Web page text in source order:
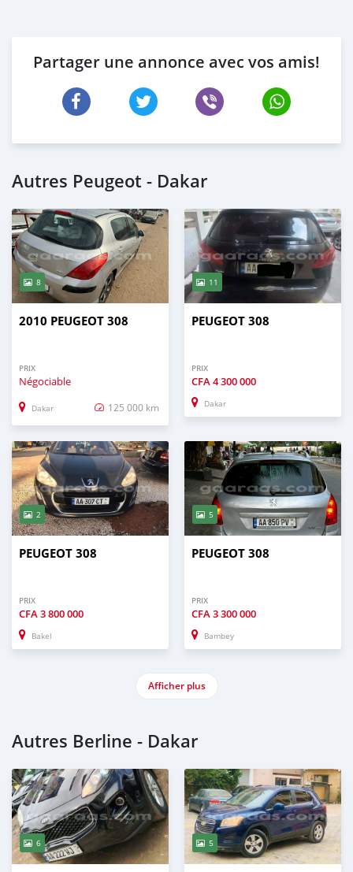
Partager une annonce avec vos amis!
Autres Peugeot - Dakar
8
2010 PEUGEOT 308
PRIX
Négociable
Dakar 125 000 km
11
PEUGEOT 308
PRIX
CFA4 300 000
Dakar
2
PEUGEOT 308
PRIX
CFA3 800 000
Bakel
5
PEUGEOT 308
PRIX
CFA3 300 000
Bambey
Afficher plus
Autres Berline - Dakar
6 5